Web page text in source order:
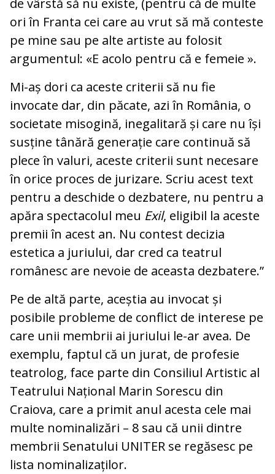
de vârstă să nu existe, (pentru că de multe
ori în Franta cei care au vrut să mă conteste
pe mine sau pe alte artiste au folosit
argumentul: «E acolo pentru că e femeie ».
Mi-aș dori ca aceste criterii să nu fie
invocate dar, din păcate, azi în România, o
societate misogină, inegalitară și care nu își
susține tânără generație care continuă să
plece în valuri, aceste criterii sunt necesare
în orice proces de jurizare. Scriu acest text
pentru a deschide o dezbatere, nu pentru a
apăra spectacolul meu Exil, eligibil la aceste
premii în acest an. Nu contest decizia
estetica a juriului, dar cred ca teatrul
românesc are nevoie de aceasta dezbatere.”
Pe de altă parte, aceștia au invocat și
posibile probleme de conflict de interese pe
care unii membrii ai juriului le-ar avea. De
exemplu, faptul că un jurat, de profesie
teatrolog, face parte din Consiliul Artistic al
Teatrului Național Marin Sorescu din
Craiova, care a primit anul acesta cele mai
multe nominalizări – 8 sau că unii dintre
membrii Senatului UNITER se regăsesc pe
lista nominalizaților.